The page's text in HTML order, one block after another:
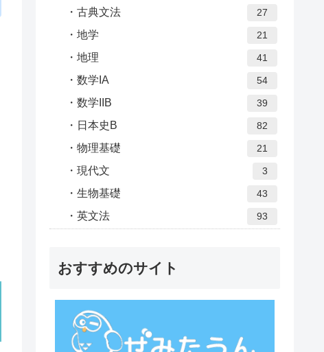
古典文法 27
地学 21
地理 41
数学IA 54
数学IIB 39
日本史B 82
物理基礎 21
現代文 3
生物基礎 43
英文法 93
おすすめのサイト